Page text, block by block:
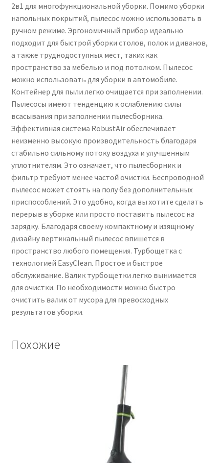
2в1 для многофункциональной уборки. Помимо уборки
напольных покрытий, пылесос можно использовать в
ручном режиме. Эргономичный прибор идеально
подходит для быстрой уборки столов, полок и диванов,
а также труднодоступных мест, таких как
пространство за мебелью и под потолком. Пылесос
можно использовать для уборки в автомобиле.
Контейнер для пыли легко очищается при заполнении.
Пылесосы имеют тенденцию к ослаблению силы
всасывания при заполнении пылесборника.
Эффективная система RobustAir обеспечивает
неизменно высокую производительность благодаря
стабильно сильному потоку воздуха и улучшенным
уплотнителям. Это означает, что пылесборник и
фильтр требуют менее частой очистки. Беспроводной
пылесос может стоять на полу без дополнительных
приспособлений. Это удобно, когда вы хотите сделать
перерыв в уборке или просто поставить пылесос на
зарядку. Благодаря своему компактному и изящному
дизайну вертикальный пылесос впишется в
пространство любого помещения. Турбощетка с
технологией EasyClean. Простое и быстрое
обслуживание. Валик турбощетки легко вынимается
для очистки. По необходимости можно быстро
очистить валик от мусора для превосходных
результатов уборки.
Похожие